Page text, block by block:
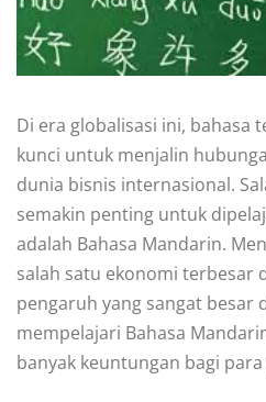
Di era globalisasi ini, bahasa
kunci untuk menjalin
dunia bisnis internasional.
semakin penting untuk
adalah Bahasa Mandarin.
salah satu ekonomi terbesar
pengaruh yang sangat besar
mempelajari Bahasa
banyak keuntungan bagi